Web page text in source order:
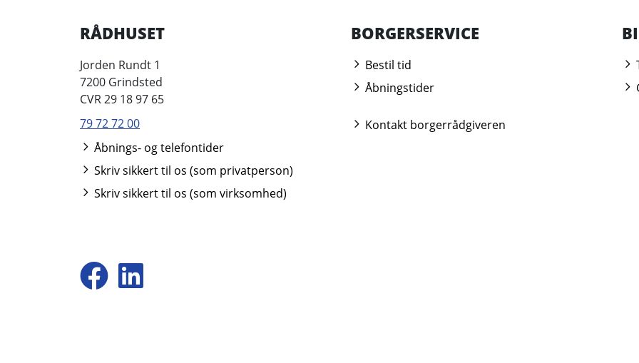
RÅDHUSET
Jorden Rundt 1
7200 Grindsted
CVR 29 18 97 65
79 72 72 00
Åbnings- og telefontider
Skriv sikkert til os (som privatperson)
Skriv sikkert til os (som virksomhed)
BORGERSERVICE
Bestil tid
Åbningstider
Kontakt borgerrådgiveren